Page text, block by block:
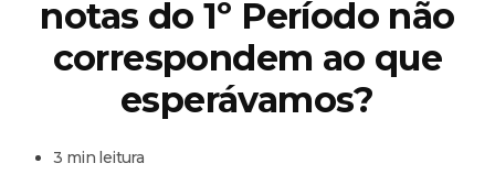
notas do 1º Período não
correspondem ao que
esperávamos?
3 min leitura